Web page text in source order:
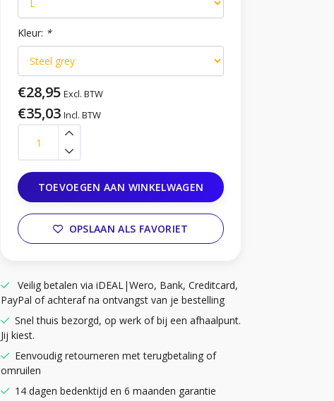
Kleur: *
€28,95 Excl. BTW
€35,03 Incl. BTW
TOEVOEGEN AAN WINKELWAGEN
OPSLAAN ALS FAVORIET
Veilig betalen via iDEAL|Wero, Bank, Creditcard,
PayPal of achteraf na ontvangst van je bestelling
Snel thuis bezorgd, op werk of bij een afhaalpunt.
Jij kiest.
Eenvoudig retourneren met terugbetaling of
omruilen
14 dagen bedenktijd en 6 maanden garantie